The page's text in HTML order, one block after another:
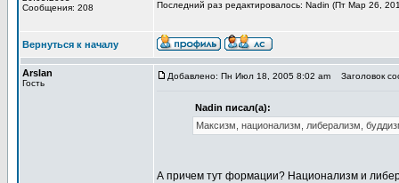
Сообщения: 208
Последний раз редактировалось: Nadin (Пт Мар 26,
Вернуться к началу
Arslan
Гость
Добавлено: Пн Июл 18, 2005 8:02 am Заголовок
Nadin писал(а):
Максизм, национализм, либерализм,
А причем тут формации? Национализм и